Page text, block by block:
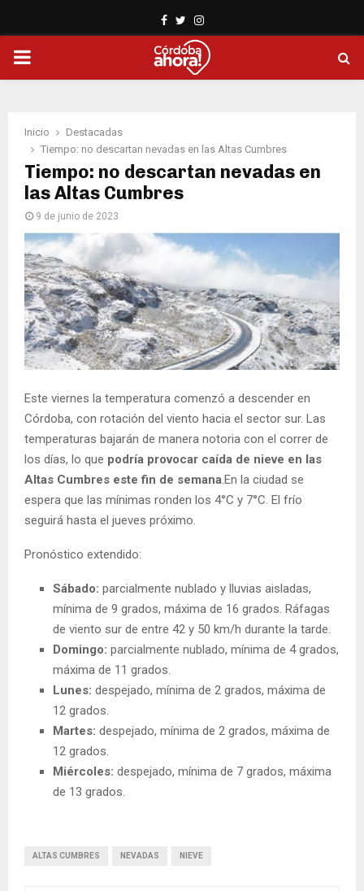
Facebook
TwitterInstagram
PRIMARY
Inicio
Destacadas
Tiempo: no descartan nevadas en las Altas Cumbres
Tiempo: no descartan nevadas en
las Altas Cumbres
9 de junio de 2023
Este viernes la temperatura comenzó a descender en
Córdoba, con rotación del viento hacia el sector sur. Las
temperaturas bajarán de manera notoria con el correr de
los días, lo que podría provocar caída de nieve en las
Altas Cumbres este fin de semana.En la ciudad se
espera que las mínimas ronden los 4°C y 7°C. El frío
seguirá hasta el jueves próximo.
Pronóstico extendido:
Sábado: parcialmente nublado y lluvias aisladas,
mínima de 9 grados, máxima de 16 grados. Ráfagas
de viento sur de entre 42 y 50 km/h durante la tarde.
Domingo: parcialmente nublado, mínima de 4 grados,
máxima de 11 grados.
Lunes: despejado, mínima de 2 grados, máxima de
12 grados.
Martes: despejado, mínima de 2 grados, máxima de
12 grados.
Miércoles: despejado, mínima de 7 grados, máxima
de 13 grados.
ALTAS CUMBRES NEVADAS NIEVE